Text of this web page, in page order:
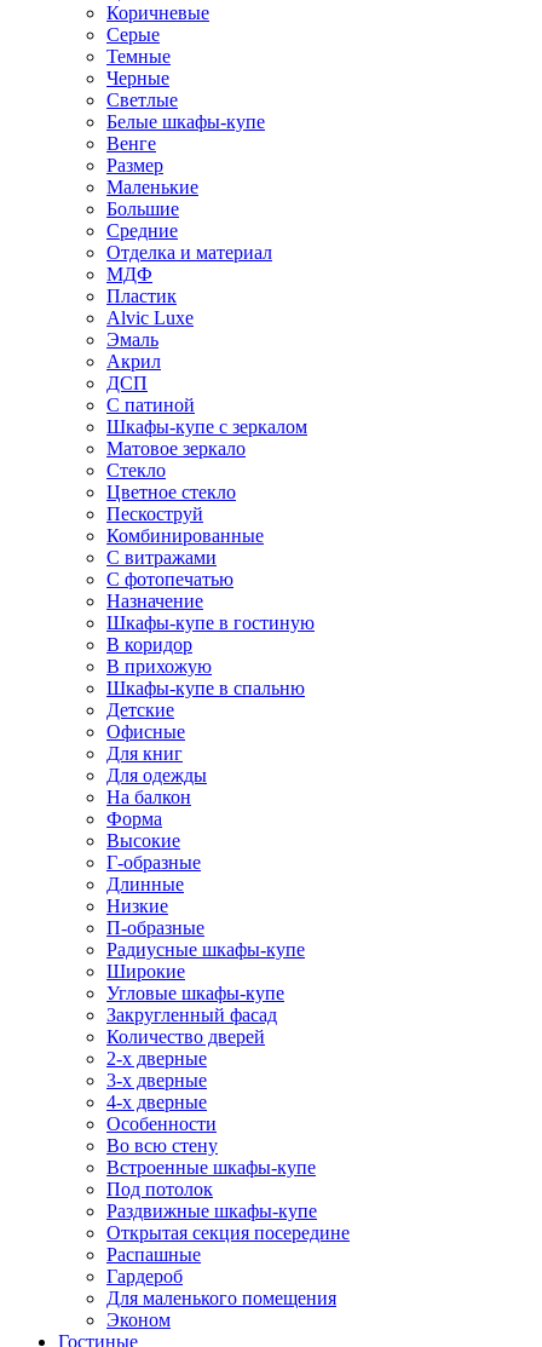
Коричневые
Серые
Темные
Черные
Светлые
Белые шкафы-купе
Венге
Размер
Маленькие
Большие
Средние
Отделка и материал
МДФ
Пластик
Alvic Luxe
Эмаль
Акрил
ДСП
С патиной
Шкафы-купе с зеркалом
Матовое зеркало
Стекло
Цветное стекло
Пескоструй
Комбинированные
С витражами
С фотопечатью
Назначение
Шкафы-купе в гостиную
В коридор
В прихожую
Шкафы-купе в спальню
Детские
Офисные
Для книг
Для одежды
На балкон
Форма
Высокие
Г-образные
Длинные
Низкие
П-образные
Радиусные шкафы-купе
Широкие
Угловые шкафы-купе
Закругленный фасад
Количество дверей
2-х дверные
3-х дверные
4-х дверные
Особенности
Во всю стену
Встроенные шкафы-купе
Под потолок
Раздвижные шкафы-купе
Открытая секция посередине
Распашные
Гардероб
Для маленького помещения
Эконом
Гостиные